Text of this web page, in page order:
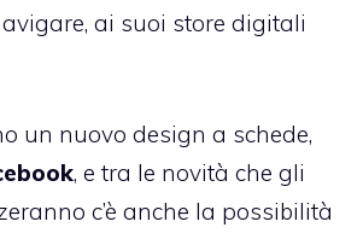
ai suoi store digitali
un nuovo design a schede,
, e tra le novità che gli
c’è anche la possibilità